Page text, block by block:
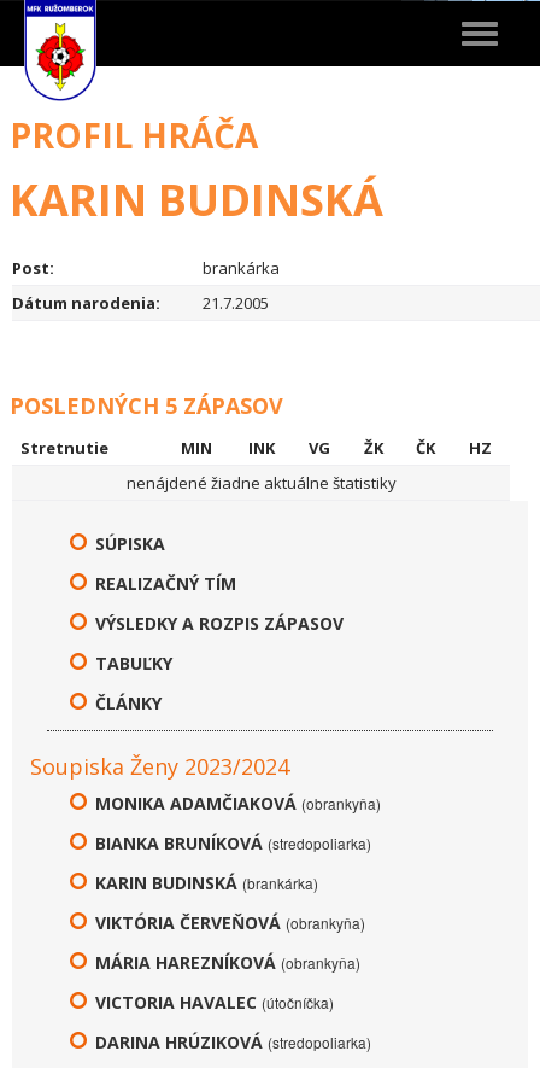
Toggle
PROFIL HRÁČA
KARIN BUDINSKÁ
Post:
brankárka
Dátum narodenia:
21.7.2005
POSLEDNÝCH 5 ZÁPASOV
Stretnutie MIN INK VG ŽK ČK
HZ
nenájdené žiadne aktuálne štatistiky
SÚPISKA
REALIZAČNÝ TÍM
VÝSLEDKY A ROZPIS ZÁPASOV
TABUĽKY
ČLÁNKY
Soupiska Ženy 2023/2024
MONIKA ADAMČIAKOVÁ (obrankyňa)
BIANKA BRUNÍKOVÁ (stredopoliarka)
KARIN BUDINSKÁ (brankárka)
VIKTÓRIA ČERVEŇOVÁ (obrankyňa)
MÁRIA HAREZNÍKOVÁ (obrankyňa)
VICTORIA HAVALEC (útočníčka)
DARINA HRÚZIKOVÁ (stredopoliarka)